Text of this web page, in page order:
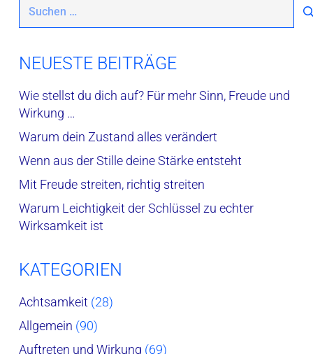
Suchen
NEUESTE BEITRÄGE
Wie stellst du dich auf? Für mehr Sinn, Freude und
Wirkung …
Warum dein Zustand alles verändert
Wenn aus der Stille deine Stärke entsteht
Mit Freude streiten, richtig streiten
Warum Leichtigkeit der Schlüssel zu echter
Wirksamkeit ist
KATEGORIEN
Achtsamkeit (28)
Allgemein (90)
Auftreten und Wirkung (69)